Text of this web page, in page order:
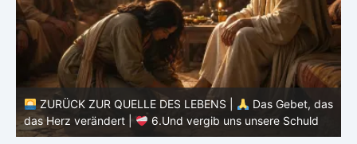
ZURÜCK ZUR QUELLE DES LEBENS |
Das Gebet, das
das Herz verändert |
5.Unser tägliches Brot gib uns
heute